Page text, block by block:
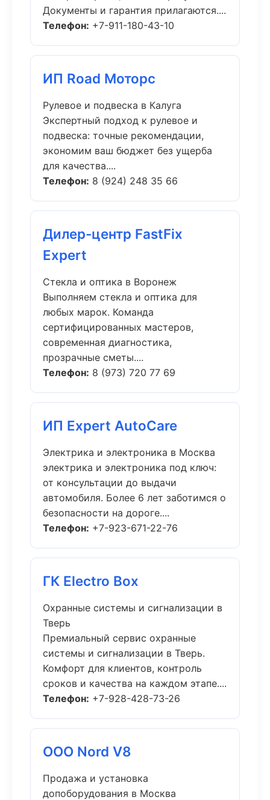
Документы и гарантия прилагаются....
Телефон: +7-911-180-43-10
ИП Road Моторс
Рулевое и подвеска в Калуга
Экспертный подход к рулевое и
подвеска: точные рекомендации,
экономим ваш бюджет без ущерба
для качества....
Телефон: 8 (924) 248 35 66
Дилер-центр FastFix
Expert
Стекла и оптика в Воронеж
Выполняем стекла и оптика для
любых марок. Команда
сертифицированных мастеров,
современная диагностика,
прозрачные сметы....
Телефон: 8 (973) 720 77 69
ИП Expert AutoCare
Электрика и электроника в Москва
электрика и электроника под ключ:
от консультации до выдачи
автомобиля. Более 6 лет заботимся о
безопасности на дороге....
Телефон: +7-923-671-22-76
ГК Electro Box
Охранные системы и сигнализации в
Тверь
Премиальный сервис охранные
системы и сигнализации в Тверь.
Комфорт для клиентов, контроль
сроков и качества на каждом этапе....
Телефон: +7-928-428-73-26
ООО Nord V8
Продажа и установка
допоборудования в Москва